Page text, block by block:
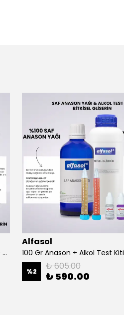
100 Gr Anason + 10 Gr Yaş Üzüm + 250 Gr Gliserin + Alkol Test Kiti
Alfasol
%2 ₺ 605.00
₺ 590.00